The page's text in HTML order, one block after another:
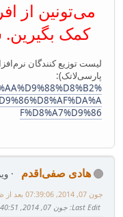
می‌تونین از
کمک بگیرین.
لیست توزیع کنندگان
پارسی‌لاتک):
F%D8%A7%D9%86
هادی صفی‌اقدم
جون 07, 2014, 07:39:06 بعد از ظهر
Last Edit: جون 07, 2014, 07:40:51 بعد از ظهر by هادی صفی‌اقدم